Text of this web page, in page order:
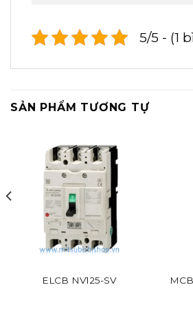
5/5 - (1
SẢN PHẨM TƯƠNG TỰ
ELCB NV125-SV